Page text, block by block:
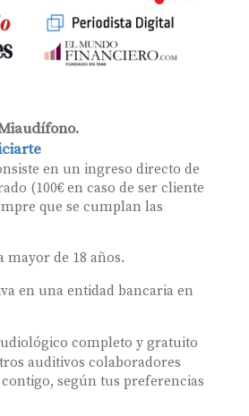
en un ingreso directo de
(100€ en caso de ser cliente
que se cumplan las
mayor de 18 años.
en una entidad bancaria en
completo y gratuito
auditivos colaboradores
según tus preferencias